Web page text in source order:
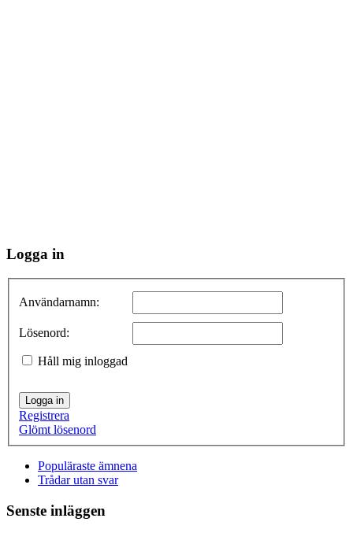
Logga in
Användarnamn:
Lösenord:
Håll mig inloggad
Logga in
Registrera
Glömt lösenord
Populäraste ämnena
Trådar utan svar
Senste inläggen